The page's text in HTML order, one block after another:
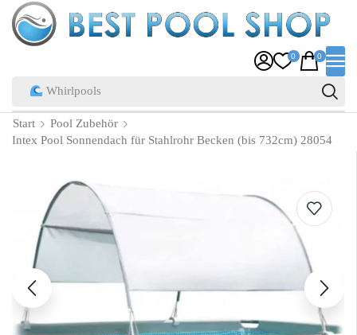
Pool Zubehör
0 0
Start
Pool Zubehör
Intex Pool Sonnendach für Stahlrohr Becken (bis 732cm) 28054